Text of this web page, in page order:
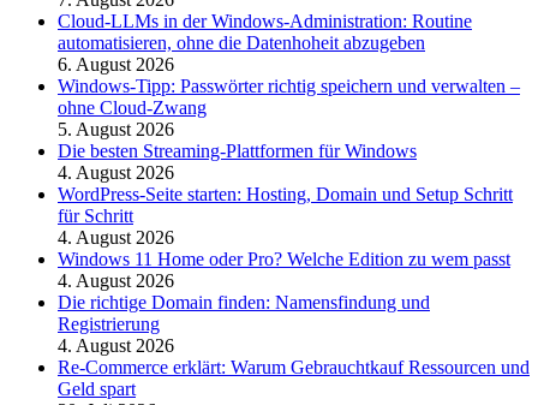
Cloud-LLMs in der Windows-Administration: Routine
automatisieren, ohne die Datenhoheit abzugeben
6. August 2026
Windows-Tipp: Passwörter richtig speichern und verwalten –
ohne Cloud-Zwang
5. August 2026
Die besten Streaming-Plattformen für Windows
4. August 2026
WordPress-Seite starten: Hosting, Domain und Setup Schritt
für Schritt
4. August 2026
Windows 11 Home oder Pro? Welche Edition zu wem passt
4. August 2026
Die richtige Domain finden: Namensfindung und
Registrierung
4. August 2026
Re-Commerce erklärt: Warum Gebrauchtkauf Ressourcen und
Geld spart